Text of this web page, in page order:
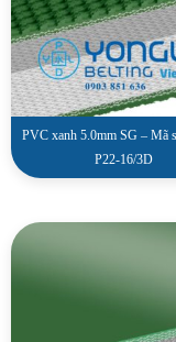
PVC xanh 5.0mm SG – Mã
P22-16/3D